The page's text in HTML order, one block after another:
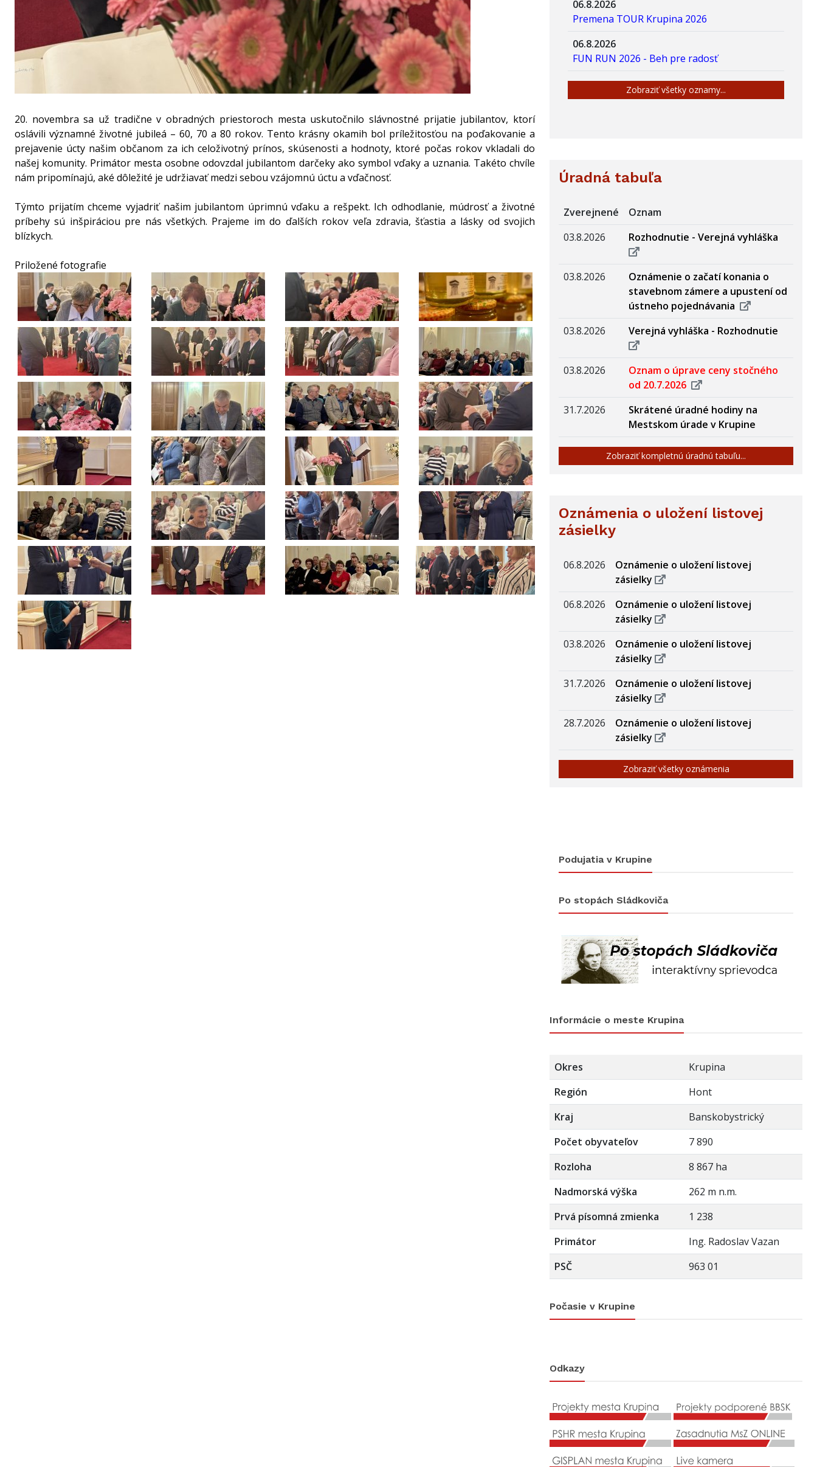
20. novembra sa už tradične v obradných priestoroch mesta uskutočnilo slávnostné prijatie jubilantov, ktorí
oslávili významné životné jubileá – 60, 70 a 80 rokov. Tento krásny okamih bol príležitosťou na poďakovanie a
prejavenie úcty našim občanom za ich celoživotný prínos, skúsenosti a hodnoty, ktoré počas rokov vkladali do
našej komunity. Primátor mesta osobne odovzdal jubilantom darčeky ako symbol vďaky a uznania. Takéto chvíle
nám pripomínajú, aké dôležité je udržiavať medzi sebou vzájomnú úctu a vďačnosť.
Týmto prijatím chceme vyjadriť našim jubilantom úprimnú vďaku a rešpekt. Ich odhodlanie, múdrosť a životné
príbehy sú inšpiráciou pre nás všetkých. Prajeme im do ďalších rokov veľa zdravia, šťastia a lásky od svojich
blízkych.
Priložené fotografie
06.8.2026
Premena TOUR Krupina 2026
06.8.2026
FUN RUN 2026 - Beh pre radosť
Zobraziť všetky oznamy...
Úradná tabuľa
Zverejnené
Oznam
03.8.2026
Rozhodnutie - Verejná vyhláška
03.8.2026
Oznámenie o začatí konania o
stavebnom zámere a upustení od
ústneho pojednávania
03.8.2026
Verejná vyhláška - Rozhodnutie
03.8.2026
Oznam o úprave ceny stočného
od 20.7.2026
31.7.2026
Skrátené úradné hodiny na
Mestskom úrade v Krupine
Zobraziť kompletnú úradnú tabuľu...
Oznámenia o uložení listovej
zásielky
06.8.2026
Oznámenie o uložení listovej
zásielky
06.8.2026
Oznámenie o uložení listovej
zásielky
03.8.2026
Oznámenie o uložení listovej
zásielky
31.7.2026
Oznámenie o uložení listovej
zásielky
28.7.2026
Oznámenie o uložení listovej
zásielky
Zobraziť všetky oznámenia
Podujatia v Krupine
Po stopách Sládkoviča
Informácie o meste Krupina
Okres
Krupina
Región
Hont
Kraj
Banskobystrický
Počet obyvateľov
7 890
Rozloha
8 867 ha
Nadmorská výška
262 m n.m.
Prvá písomná zmienka
1 238
Primátor
Ing. Radoslav Vazan
PSČ
963 01
Počasie v Krupine
Odkazy